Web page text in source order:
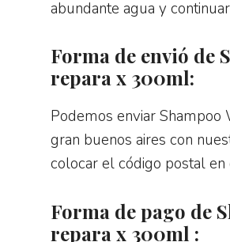
abundante agua y
Forma de envió de
repara x 300ml:
Podemos enviar
gran buenos aires con
colocar el código postal
Forma de pago de
repara x 300ml :